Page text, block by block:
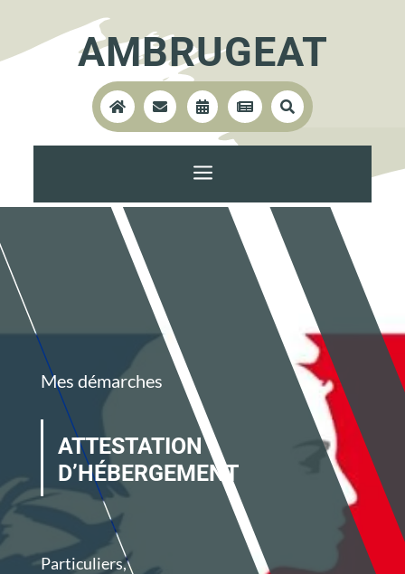
AMBRUGEAT
    
a
Mes démarches
ATTESTATION
D’HÉBERGEMENT
Particuliers,